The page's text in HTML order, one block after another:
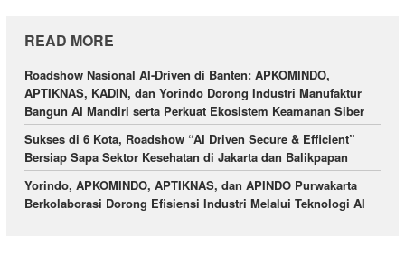
READ MORE
Roadshow Nasional AI-Driven di Banten: APKOMINDO,
APTIKNAS, KADIN, dan Yorindo Dorong Industri Manufaktur
Bangun AI Mandiri serta Perkuat Ekosistem Keamanan Siber
Sukses di 6 Kota, Roadshow “AI Driven Secure & Efficient”
Bersiap Sapa Sektor Kesehatan di Jakarta dan Balikpapan
Yorindo, APKOMINDO, APTIKNAS, dan APINDO Purwakarta
Berkolaborasi Dorong Efisiensi Industri Melalui Teknologi AI